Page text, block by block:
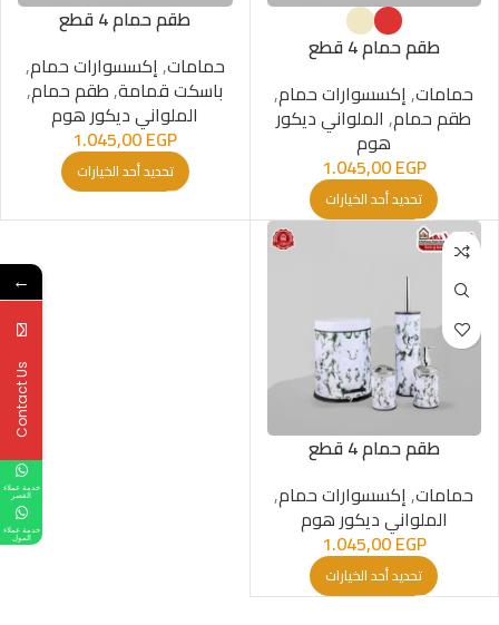
طقم حمام 4 قطع
حمامات,إكسسوارات حمام,
طقم حمام, الملواني ديكور
هوم
1.045,00EGP
تحديد أحد الخيارات
طقم حمام 4 قطع
حمامات,إكسسوارات حمام,
باسكت قمامة,طقم حمام,
الملواني ديكور هوم
1.045,00EGP
تحديد أحد الخيارات
طقم حمام 4 قطع
حمامات,إكسسوارات حمام,
الملواني ديكور هوم
1.045,00EGP
تحديد أحد الخيارات
←
Contact Us
خدمة عملاء
القصر
خدمة عملاء
المول